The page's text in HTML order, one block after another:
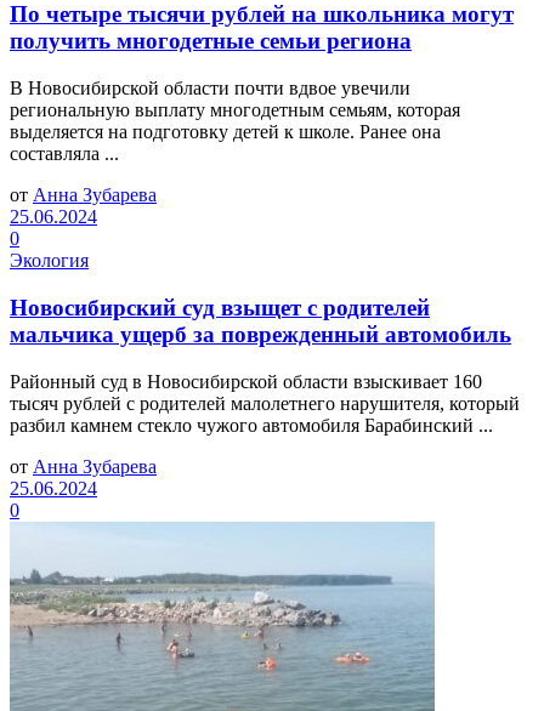
По четыре тысячи рублей на школьника могут
получить многодетные семьи региона
В Новосибирской области почти вдвое увечили
региональную выплату многодетным семьям, которая
выделяется на подготовку детей к школе. Ранее она
составляла ...
от Анна Зубарева
25.06.2024
0
Экология
Новосибирский суд взыщет с родителей
мальчика ущерб за поврежденный автомобиль
Районный суд в Новосибирской области взыскивает 160
тысяч рублей с родителей малолетнего нарушителя, который
разбил камнем стекло чужого автомобиля Барабинский ...
от Анна Зубарева
25.06.2024
0